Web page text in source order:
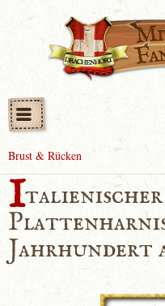
Brust & Rücken
Italienischer
Jahrhundert